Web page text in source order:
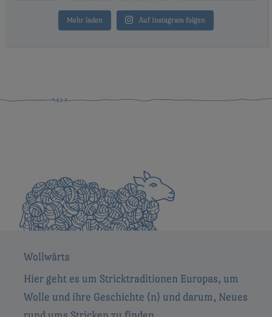
Mehr laden Auf Instagram folgen
Wollwärts
Hier geht es um Stricktraditionen Europas, um
Wolle und ihre Geschichte (n) und darum, Neues